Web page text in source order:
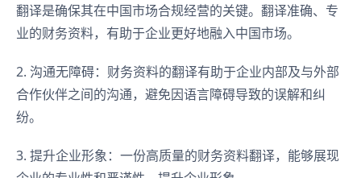
翻译是确保其在中国市场合规经营的关键。翻译准确、专
业的财务资料，有助于企业更好地融入中国市场。
2. 沟通无障碍：财务资料的翻译有助于企业内部及与外部
合作伙伴之间的沟通，避免因语言障碍导致的误解和纠
纷。
3. 提升企业形象：一份高质量的财务资料翻译，能够展现